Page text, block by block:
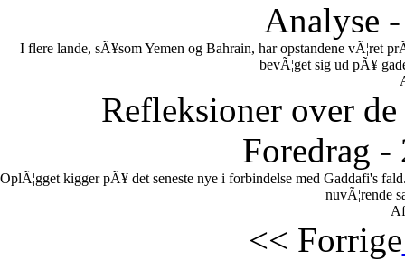
Analyse
I flere lande, sÃ¥som Yemen og Bahrain, har opstandene vÃ¦ret
bevÃ¦get sig ud pÃ¥
Refleksioner over
Foredrag -
OplÃ¦gget kigger pÃ¥ det seneste nye i forbindelse med Gaddafi's
nuvÃ¦rende
<< Forrige